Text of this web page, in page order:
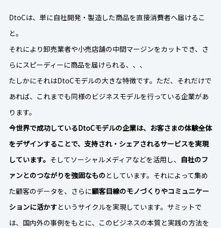
DtoCは、単に自社開発・製造した商品を直接消費者へ届けるこ
と。
それにより卸売業者や小売店舗の中間マージンをカットでき、さ
らにスピーディーに商品を届けられる、、、
たしかにそれはDtoCモデルの大きな特徴です。ただ、それだけで
あれば、これまでも同様のビジネスモデルを行っている企業があ
ります。
今世界で成功しているDtoCモデルの企業は、お客さまの体験全体
をデザインすることで、支持され・シェアされるサービスを実現
しています。 そしてソーシャルメディアなどを活用し、 自社のフ
ァンとのつながりを強固なものとしています。それによって集め
た顧客のデータを、さらに顧客目線のモノづくりやコミュニケー
ションに活かすというサイクルを実現しています。サミットで
は、国内外の事例をもとに、このビジネスの本質と実践の方法を